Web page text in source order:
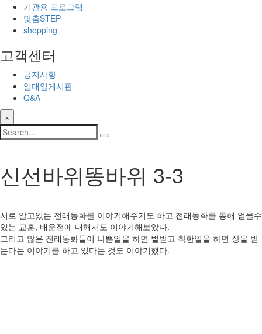
기관용 프로그램
맞춤STEP
shopping
고객센터
공지사항
일대일게시판
Q&A
×
신선바위똥바위 3-3
서로 알고있는 전래동화를 이야기해주기도 하고 전래동화를 통해 얻을수
있는 교훈, 배운점에 대해서도 이야기해보았다.
그리고 많은 전래동화들이 나쁜일을 하면 벌받고 착한일을 하면 상을 받
는다는 이야기를 하고 있다는 것도 이야기했다.